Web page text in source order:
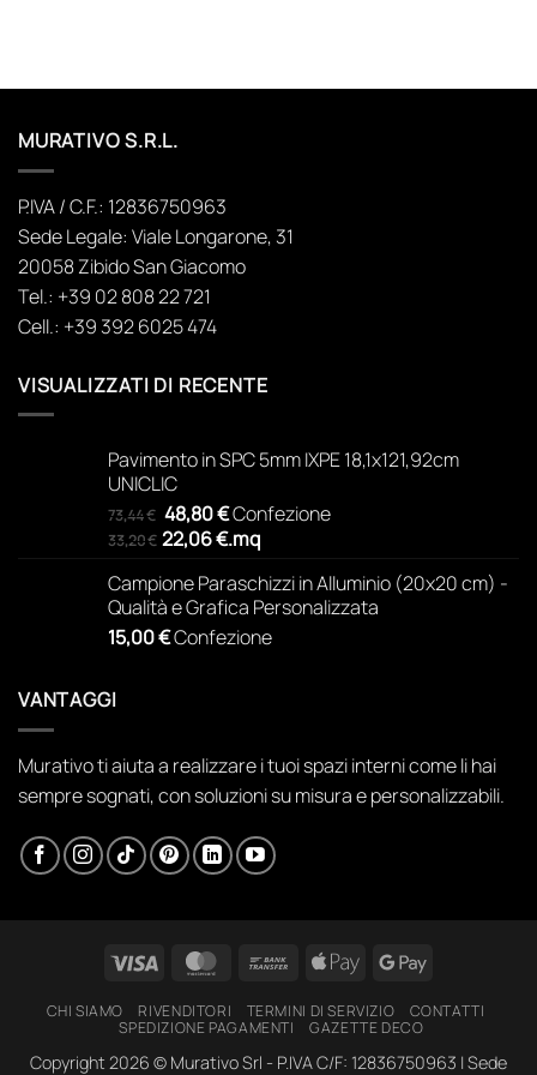
MURATIVO S.R.L.
P.IVA / C.F.: 12836750963
Sede Legale: Viale Longarone, 31
20058 Zibido San Giacomo
Tel.: +39 02 808 22 721
Cell.: +39 392 6025 474
VISUALIZZATI DI RECENTE
Pavimento in SPC 5mm IXPE 18,1x121,92cm
UNICLIC
73,44€ Il
prezzo
era:
73,44 €.
48,80€Il
prezzo
è:
48,80 €.
Confezione
33,20€ 22,06€.mq
Campione Paraschizzi in Alluminio (20x20 cm) -
Qualità e Grafica Personalizzata
15,00€Confezione
VANTAGGI
Murativo ti aiuta a realizzare i tuoi spazi interni come li hai
sempre sognati, con soluzioni su misura e personalizzabili.
Visa MasterCardBank
Apple
Google
CHI SIAMO RIVENDITORI TERMINI DI SERVIZIO
CONTATTI
SPEDIZIONE PAGAMENTI
GAZETTE DECO
Copyright 2026 © Murativo Srl - P.IVA C/F: 12836750963 | Sede